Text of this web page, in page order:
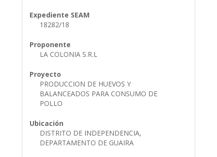
Expediente SEAM
18282/18
Proponente
LA COLONIA S.R.L
Proyecto
PRODUCCION DE HUEVOS Y
BALANCEADOS PARA CONSUMO DE
POLLO
Ubicación
DISTRITO DE INDEPENDENCIA,
DEPARTAMENTO DE GUAIRA